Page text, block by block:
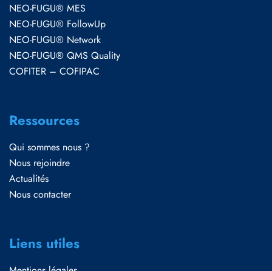
NEO-FUGU® MES
NEO-FUGU® FollowUp
NEO-FUGU® Network
NEO-FUGU® QMS Quality
COFITER – COFIPAC
Ressources
Qui sommes nous ?
Nous rejoindre
Actualités
Nous contacter
Liens utiles